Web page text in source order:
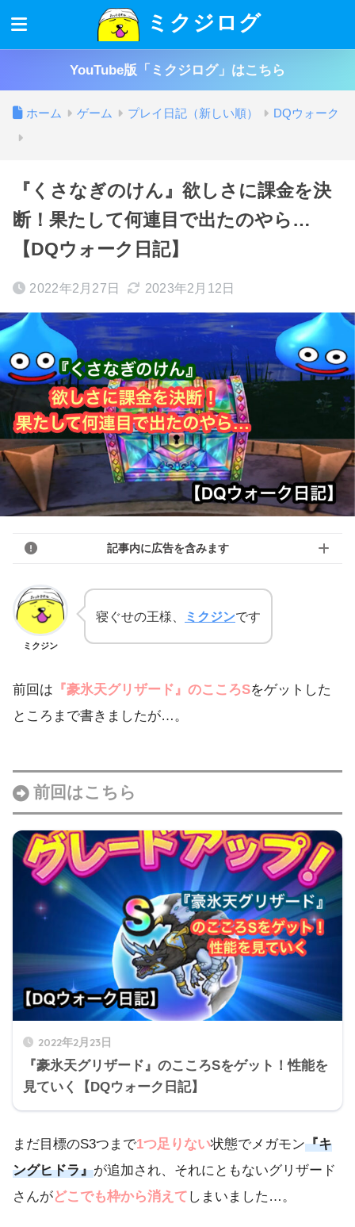
ミクジログ
YouTube版「ミクジログ」はこちら
ホーム ゲーム プレイ日記（新しい順） DQウォーク
『くさなぎのけん』欲しさに課金を決
断！果たして何連目で出たのやら…
【DQウォーク日記】
2022年2月27日 2023年2月12日
記事内に広告を含みます
ミクジン
寝ぐせの王様、 ミクジンです
前回は 『豪氷天グリザード』のこころSをゲットした
ところまで書きましたが…。
前回はこちら
2022年2月23日
『豪氷天グリザード』のこころSをゲット！性能を
見ていく【DQウォーク日記】
まだ目標のS3つまで1つ足りない状態でメガモン『キ
ングヒドラ』が追加され、それにともないグリザード
さんがどこでも枠から消えて しまいました…。